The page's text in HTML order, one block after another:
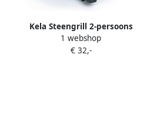
Kela Steengrill 2-persoons
1 webshop
€ 32,-